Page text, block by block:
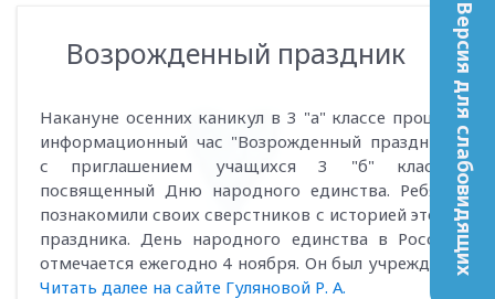
Версия для слабовидящих
Возрожденный праздник
Накануне осенних каникул в 3 "а" классе прошел
информационный час "Возрожденный праздник"
с приглашением учащихся 3 "б" класса,
посвященный Дню народного единства. Ребята
познакомили своих сверстников с историей этого
праздника. День народного единства в России
отмечается ежегодно 4 ноября. Он был учрежден..
Читать далее на сайте Гуляновой Р. А.